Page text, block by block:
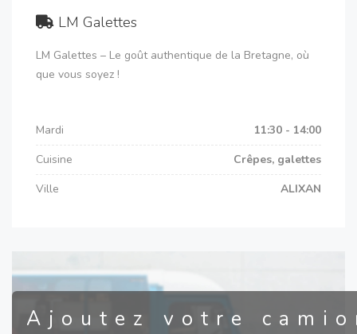
LM Galettes
LM Galettes – Le goût authentique de la Bretagne, où
que vous soyez !
Mardi
11:30 - 14:00
Cuisine
Crêpes, galettes
Ville
ALIXAN
Ajoutez votre